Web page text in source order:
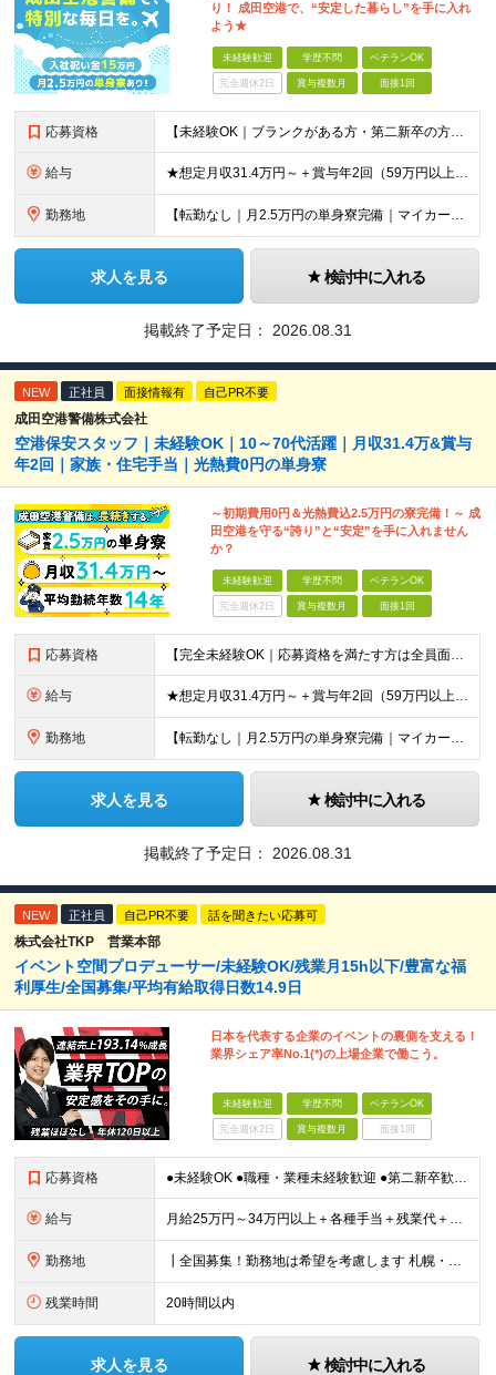
り！ 成田空港で、“安定した暮らし”を手に入れ
よう★
未経験歓迎 学歴不問 ベテランOK
完全週休2日 賞与複数月 面接1回
応募資格 【未経験OK｜ブランクがある方・第二新卒の方・正社員が初めての方も歓迎！】 ★応募資格を満たす方は面接確約！ ★20代・30代の若手スタッフも多数活躍中！ ◎58歳以下の方（長期のキャリア形成を図る
給与 ★想定月収31.4万円～＋賞与年2回（59万円以上） ★入社お祝い金15万円支給 ★水道+光熱費無料の家賃がリーズナブルな社員寮(単身寮)あり！ ★住宅手当&家族手当あり 月給24万5000円以上(
勤務地 【転勤なし｜月2.5万円の単身寮完備｜マイカー・バイク通勤OK】 成田空港または空港関連施設での勤務となります。 お住まいや希望を考慮し、千葉市美浜区・四街道市への配属となる場合もあります。 【本社
求人を見る 検討中に入れる
掲載終了予定日： 2026.08.31
NEW 正社員 面接情報有 自己PR不要
成田空港警備株式会社
空港保安スタッフ｜未経験OK｜10～70代活躍｜月収31.4万&賞与
年2回｜家族・住宅手当｜光熱費0円の単身寮
～初期費用0円＆光熱費込2.5万円の寮完備！～ 成
田空港を守る“誇り”と“安定”を手に入れません
か？
未経験歓迎 学歴不問 ベテランOK
完全週休2日 賞与複数月 面接1回
応募資格 【完全未経験OK｜応募資格を満たす方は全員面接！】 ◎学歴不問／前職不問／転職回数不問 ◎自動車免許・英語力なども一切不問 ◎58歳以下の方（長期のキャリア形成を図るため） ブランクがある方、正社員
給与 ★想定月収31.4万円～＋賞与年2回（59万円以上） ★入社お祝い金15万円支給 ★水道+光熱費無料の家賃がリーズナブルな社員寮(単身寮)あり！ 月給24万5000円以上(基本給21万1000円＋業
勤務地 【転勤なし｜月2.5万円の単身寮完備｜マイカー・バイク通勤OK】 成田空港または空港関連施設での勤務となります。 お住まいや希望を考慮し、千葉市美浜区・四街道市への配属となる場合もあります。 【本社
求人を見る 検討中に入れる
掲載終了予定日： 2026.08.31
NEW 正社員 自己PR不要 話を聞きたい応募可
株式会社TKP 営業本部
イベント空間プロデューサー/未経験OK/残業月15h以下/豊富な福
利厚生/全国募集/平均有給取得日数14.9日
日本を代表する企業のイベントの裏側を支える！
業界シェア率No.1(*)の上場企業で働こう。
未経験歓迎 学歴不問 ベテランOK
完全週休2日 賞与複数月 面接1回
応募資格 ●未経験OK ●職種・業種未経験歓迎 ●第二新卒歓迎 ●学歴不問 ＜こんな方におすすめ！＞ ◎ホテル・アパレル・携帯販売など接客経験を活かしたい ◎「今の会社、この先が見えない」と感じている ◎上場
給与 月給25万円～34万円以上＋各種手当＋残業代＋賞与年2回（昨年度2～4ヶ月分） 初年度想定年収：350万円～ ＜クラス・経験別の月給目安＞ ■メンバークラス：月給25万円以上 ■店長やSVなどのマネ
勤務地 ┃全国募集！勤務地は希望を考慮します 札幌・仙台・東京・横浜・静岡・名古屋・大阪・京都・広島・福岡 募集 ※上記のほか、全国に拠点あり ※キャリアアップやキャリアシフトに伴う転勤も一部ありますが、基
残業時間 20時間以内
求人を見る 検討中に入れる